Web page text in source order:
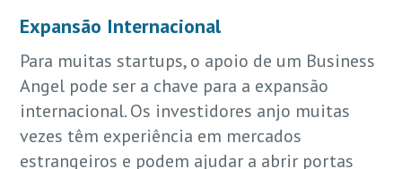
Expansão Internacional
Para muitas startups, o apoio de um Business
Angel pode ser a chave para a expansão
internacional. Os investidores anjo muitas
vezes têm experiência em mercados
estrangeiros e podem ajudar a abrir portas